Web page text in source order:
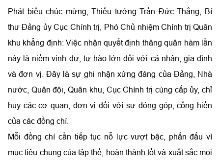
Phát biểu chúc mừng, Thiếu tướng Trần Đức Thắng, Bí
thư Đảng ủy Cục Chính trị, Phó Chủ nhiệm Chính trị Quân
khu khẳng định: Việc nhận quyết định thăng quân hàm lần
này là niềm vinh dự, tự hào lớn đối với cá nhân, gia đình
và đơn vị. Đây là sự ghi nhận xứng đáng của Đảng, Nhà
nước, Quân đội, Quân khu, Cục Chính trị cùng cấp ủy, chỉ
huy các cơ quan, đơn vị đối với sự đóng góp, cống hiến
của các đồng chí.
Mỗi đồng chí cần tiếp tục nỗ lực vượt bậc, phấn đấu vì
mục tiêu chung của tập thể, hoàn thành tốt và xuất sắc mọi